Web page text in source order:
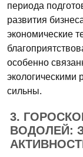
периода
развития
экономические
особенно
экологическими
сильны.
3.
ВОДОЛЕЙ: